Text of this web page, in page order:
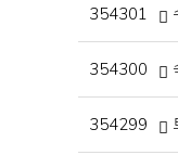
354301
354300
354299